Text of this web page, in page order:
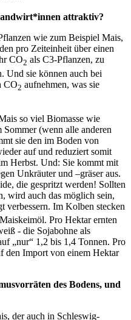
attraktiv?
wie zum Beispiel Mais,
pro Zeiteinheit über einen
CO2 als C3-Pflanzen, zu
Und sie können auch bei
CO2 aufnehmen, was sie
so viel Biomasse wie
(wenn alle anderen
sie den im Boden von
auf und reduziert somit
Herbst. Und: Sie kommt mit
Unkräuter und –gräser aus.
die gespritzt werden! Sollten
wird auch das möglich sein,
verbessern. Im Kolben stecken
Pro Hektar ernten
- die Sojabohne als
„nur“ 1,2 bis 1,4 Tonnen. Pro
den Import von einem Hektar
des Bodens, und
der auch in Schleswig-